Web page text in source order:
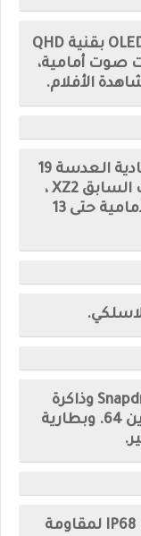
◉ لأول مرة قدمت سوني شاشة OLED بقنية QHD
صوت أمامية،
- الهاتف مزود بكاميرا رئيسية أحادية العدسة 19
ميجابكسل لم تتغير عن الهاتف السابق XZ2 ،
ولكن قامت بتطوير الكاميرا الأمامية حتى 13
- يحتوي على معالج Snapdragon 845 وذاكرة
عشوائية رام 4 جيجا، وذاكرة تخزين 64. وبطارية
- الهاتف مصنف حسب تصنيف IP68 لمقاومة